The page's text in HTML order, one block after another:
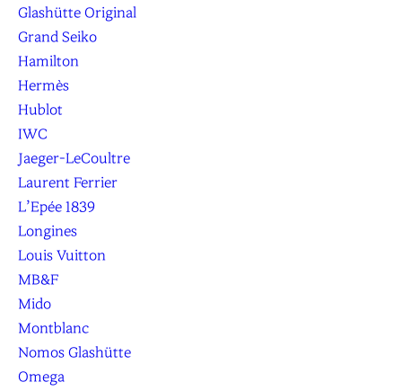
Glashütte Original
Grand Seiko
Hamilton
Hermès
Hublot
IWC
Jaeger-LeCoultre
Laurent Ferrier
L’Epée 1839
Longines
Louis Vuitton
MB&F
Mido
Montblanc
Nomos Glashütte
Omega